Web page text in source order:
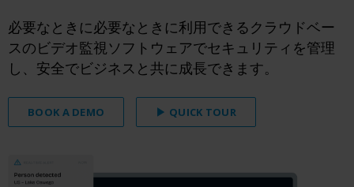
必要なときに必要なときに利用できるクラウドベー
スのビデオ監視ソフトウェアでセキュリティを管理
し、安全でビジネスと共に成長できます。
BOOK A DEMO ▶ QUICK TOUR